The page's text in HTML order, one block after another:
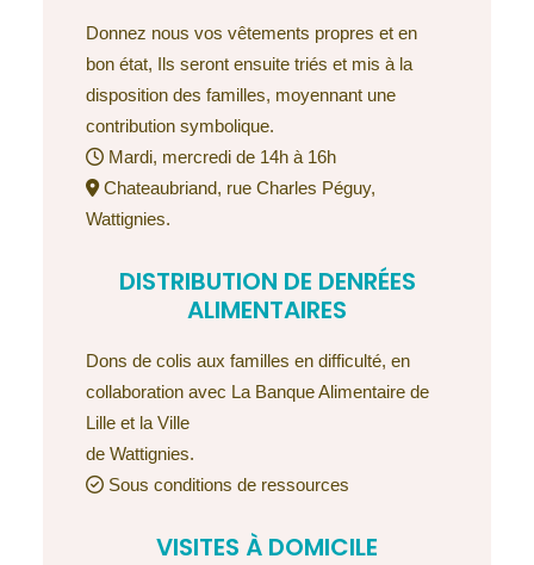
Donnez nous vos vêtements propres et en
bon état, Ils seront ensuite triés et mis à la
disposition des familles, moyennant une
contribution symbolique.
Mardi, mercredi de 14h à 16h
Chateaubriand, rue Charles Péguy,
Wattignies.
DISTRIBUTION DE DENRÉES
ALIMENTAIRES
Dons de colis aux familles en difficulté, en
collaboration avec La Banque Alimentaire de
Lille et la Ville
de Wattignies.
Sous conditions de ressources
VISITES À DOMICILE